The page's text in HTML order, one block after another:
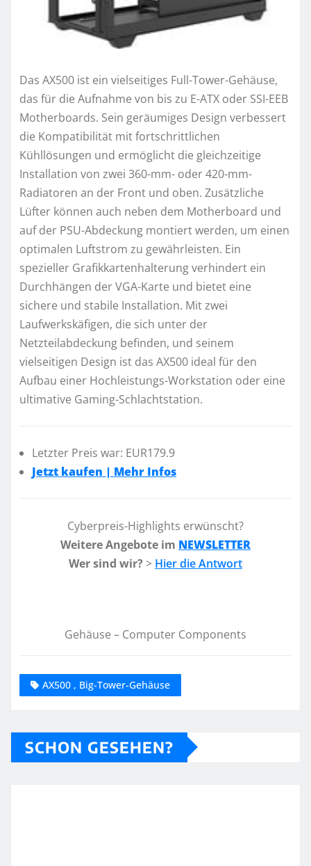
Das AX500 ist ein vielseitiges Full-Tower-Gehäuse,
das für die Aufnahme von bis zu E-ATX oder SSI-EEB
Motherboards. Sein geräumiges Design verbessert
die Kompatibilität mit fortschrittlichen
Kühllösungen und ermöglicht die gleichzeitige
Installation von zwei 360-mm- oder 420-mm-
Radiatoren an der Front und oben. Zusätzliche
Lüfter können auch neben dem Motherboard und
auf der PSU-Abdeckung montiert werden, um einen
optimalen Luftstrom zu gewährleisten. Ein
spezieller Grafikkartenhalterung verhindert ein
Durchhängen der VGA-Karte und bietet eine
sichere und stabile Installation. Mit zwei
Laufwerkskäfigen, die sich unter der
Netzteilabdeckung befinden, und seinem
vielseitigen Design ist das AX500 ideal für den
Aufbau einer Hochleistungs-Workstation oder eine
ultimative Gaming-Schlachtstation.
Letzter Preis war: EUR179.9
Jetzt kaufen | Mehr Infos
Cyberpreis-Highlights erwünscht?
Weitere Angebote im NEWSLETTER
Wer sind wir? > Hier die Antwort
Gehäuse – Computer Components
AX500 , Big-Tower-Gehäuse
SCHON GESEHEN?